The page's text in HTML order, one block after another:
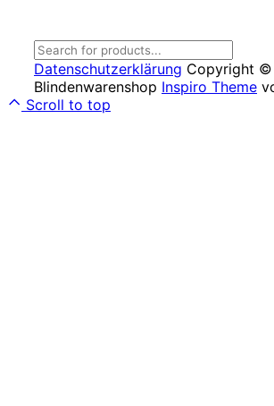
Datenschutzerklärung Copyright
Blindenwarenshop Inspiro Theme
Scroll to top